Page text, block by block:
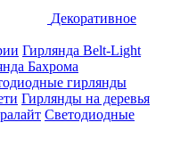
Декоративное
Гирлянда Belt-Light
Бахрома
гирлянды
Гирлянды на деревья
Светодиодные